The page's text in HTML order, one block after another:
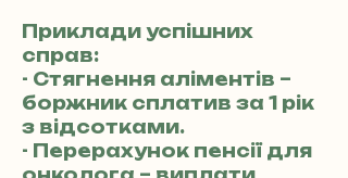
Приклади успішних
справ:
- Стягнення аліментів –
боржник сплатив за 1 рік
з відсотками.
- Перерахунок пенсії для